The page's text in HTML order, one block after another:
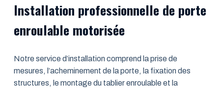
Installation professionnelle de porte
enroulable motorisée
Notre service d’installation comprend la prise de
mesures, l’acheminement de la porte, la fixation des
structures, le montage du tablier enroulable et la